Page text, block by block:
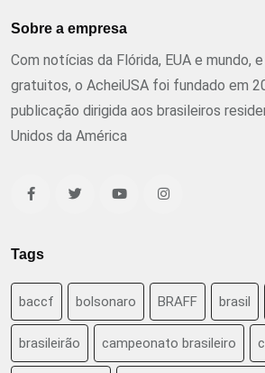
Sobre a empresa
Com notícias da Flórida, EUA e mundo,
gratuitos, o AcheiUSA foi fundado em
publicação dirigida aos brasileiros
Unidos da América
Tags
baccf bolsonaro BRAFF brasil
brasileirão campeonato brasileiro